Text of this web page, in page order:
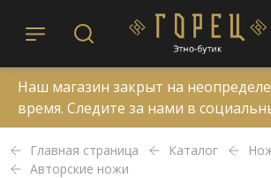
Наш магазин закрыт на
время. Следите за нами в
Главная страница Каталог
Авторские ножи